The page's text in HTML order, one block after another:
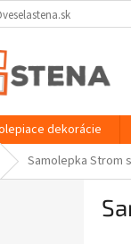
dekorácie
Samolepka Strom